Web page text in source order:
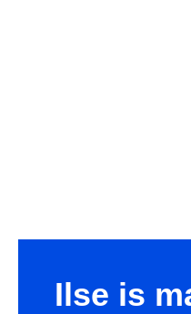
Ilse is